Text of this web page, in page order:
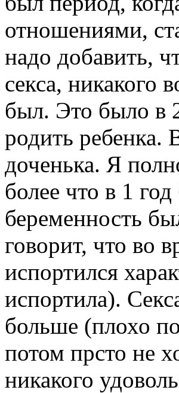
отношениями,
надо добавить,
секса, никакого
был. Это было в
родить ребенка.
доченька. Я
более что в 1
беременность
говорит, что во
испортился
испортила).
больше (плохо
потом прсто не
никакого